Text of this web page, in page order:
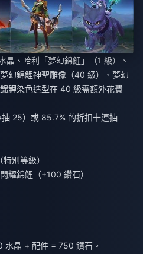
、哈利「夢幻錦鯉」（1 級）、
幻錦鯉神聖雕像（40 級）、夢幻
鯉染色造型在 40 級需額外花費
25）或 85.7% 的折扣十連抽
別等級）
耀錦鯉（+100 鑽石）
水晶 + 配件 = 750 鑽石。